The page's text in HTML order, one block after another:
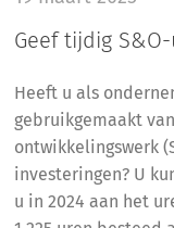
Geef tijdig
Heeft u als
gebruikgemaakt
ontwikkelingswerk
investeringen? U
u in 2024 aan het